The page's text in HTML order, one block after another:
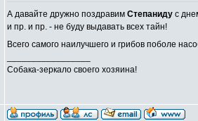
А давайте дружно поздравим Степаниду с
и пр. и пр. - не буду выдавать всех тайн!
Всего самого наилучшего и грибов поболе
Собака-зеркало своего хозяина!